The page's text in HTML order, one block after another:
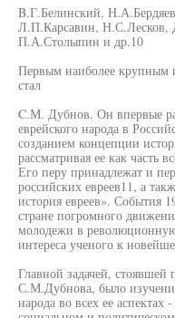
B.Г.Белинский,
Л.П.Карсавин, Н.С.Лесков,
П.А.Столыпин и др.10
Первым наиболее крупным
стал
C.М. Дубнов. Он впервые
еврейского народа в
созданием концепции
рассматривая ее как часть
Его перу принадлежат и
российских евреев11, а
история евреев». События
стране погромного
молодежи в
интереса ученого к
Главной задачей,
С.М.Дубнова, было
народа во всех ее аспектах